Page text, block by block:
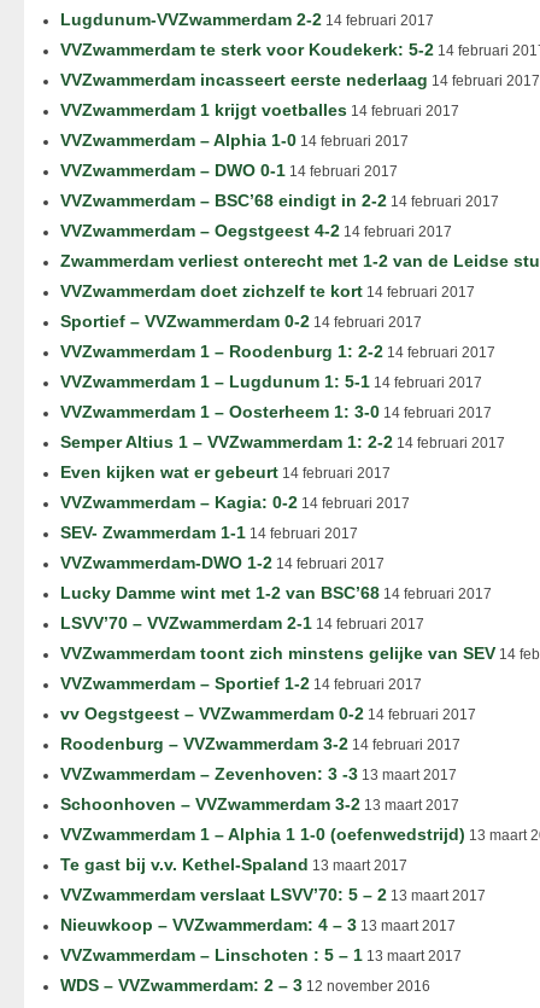
Lugdunum-VVZwammerdam 2-2 14 februari 2017
VVZwammerdam te sterk voor Koudekerk: 5-2 14 februari
VVZwammerdam incasseert eerste nederlaag 14 februari 2017
VVZwammerdam 1 krijgt voetballes 14 februari 2017
VVZwammerdam – Alphia 1-0 14 februari 2017
VVZwammerdam – DWO 0-1 14 februari 2017
VVZwammerdam – BSC’68 eindigt in 2-2 14 februari 2017
VVZwammerdam – Oegstgeest 4-2 14 februari 2017
Zwammerdam verliest onterecht met 1-2 van de Leidse
VVZwammerdam doet zichzelf te kort 14 februari 2017
Sportief – VVZwammerdam 0-2 14 februari 2017
VVZwammerdam 1 – Roodenburg 1: 2-2 14 februari 2017
VVZwammerdam 1 – Lugdunum 1: 5-1 14 februari 2017
VVZwammerdam 1 – Oosterheem 1: 3-0 14 februari 2017
Semper Altius 1 – VVZwammerdam 1: 2-2 14 februari 2017
Even kijken wat er gebeurt 14 februari 2017
VVZwammerdam – Kagia: 0-2 14 februari 2017
SEV- Zwammerdam 1-1 14 februari 2017
VVZwammerdam-DWO 1-2 14 februari 2017
Lucky Damme wint met 1-2 van BSC’68 14 februari 2017
LSVV’70 – VVZwammerdam 2-1 14 februari 2017
VVZwammerdam toont zich minstens gelijke van SEV 14
VVZwammerdam – Sportief 1-2 14 februari 2017
vv Oegstgeest – VVZwammerdam 0-2 14 februari 2017
Roodenburg – VVZwammerdam 3-2 14 februari 2017
VVZwammerdam – Zevenhoven: 3 -3 13 maart 2017
Schoonhoven – VVZwammerdam 3-2 13 maart 2017
VVZwammerdam 1 – Alphia 1 1-0 (oefenwedstrijd) 13 maart
Te gast bij v.v. Kethel-Spaland 13 maart 2017
VVZwammerdam verslaat LSVV’70: 5 – 2 13 maart 2017
Nieuwkoop – VVZwammerdam: 4 – 3 13 maart 2017
VVZwammerdam – Linschoten : 5 – 1 13 maart 2017
WDS – VVZwammerdam: 2 – 3 12 november 2016